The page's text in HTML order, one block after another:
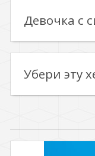
Девочка с
Убери эту